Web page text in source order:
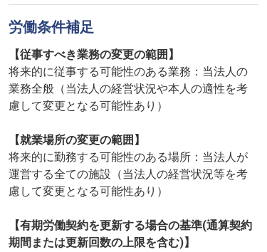
労働条件補足
【従事すべき業務の変更の範囲】
将来的に従事する可能性のある業務：当法人の
業務全般（当法人の経営状況や本人の適性を考
慮して変更となる可能性あり）
【就業場所の変更の範囲】
将来的に勤務する可能性のある場所：当法人が
運営する全ての施設（当法人の経営状況等を考
慮して変更となる可能性あり）
【有期労働契約を更新する場合の基準(通算契約
期間または更新回数の上限を含む)】